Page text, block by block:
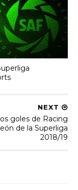
NEXT
goles de Racing
de la Superliga
2018/19